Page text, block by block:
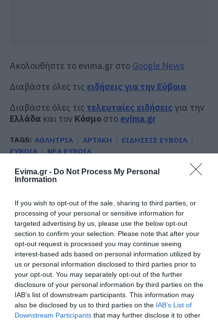
Evima.gr - Do Not Process My Personal
Information
If you wish to opt-out of the sale, sharing to third parties, or
processing of your personal or sensitive information for
targeted advertising by us, please use the below opt-out
section to confirm your selection. Please note that after your
opt-out request is processed you may continue seeing
interest-based ads based on personal information utilized by
us or personal information disclosed to third parties prior to
your opt-out. You may separately opt-out of the further
disclosure of your personal information by third parties on the
IAB’s list of downstream participants. This information may
also be disclosed by us to third parties on the IAB’s List of
Downstream Participants that may further disclose it to other
Ακολουθήστε το evima.gr στο Google News
Διαβάστε όλες τις ειδήσεις για την Εύβοια
Διαβάστε όλες τις τελευταίες ειδήσεις για την
Ελλάδα και τον Κόσμο στο evima.gr
TAGS: ΑΘΛΗΤΡΙΑ ΑΡΤΑΚΗ
ΕΙΔΗΣΕΙΣ ΕΥΒΟΙΑ
ΕΥΒΟΙΑ
ΝΕΑ ΕΥΒΟΙΑ
ΡΟΗ ΕΙΔΗΣΕΩΝ
λάβουν νωρίτερα τις
προκαταβολές
08.08.2026 | 18:00
Σε πελάγη ευτυχίας
αντιδήμαρχος στην Εύβοια! Έγινε
για τρίτη φορά παππούς!
08.08.2026 | 17:40
Ευρυδίκη Βαλαβάνη: Οι
οικογενειακές διακοπές στην
Εύβοια! Δείτε σε ποια παραλία